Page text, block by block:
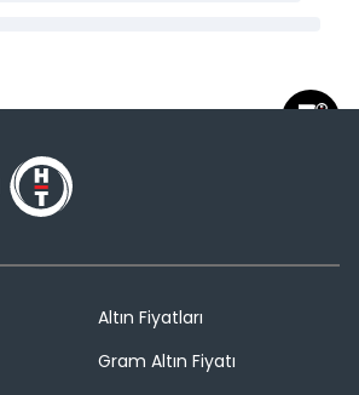
Altın Fiyatları
Gram Altın Fiyatı